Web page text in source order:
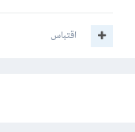
اقتباس